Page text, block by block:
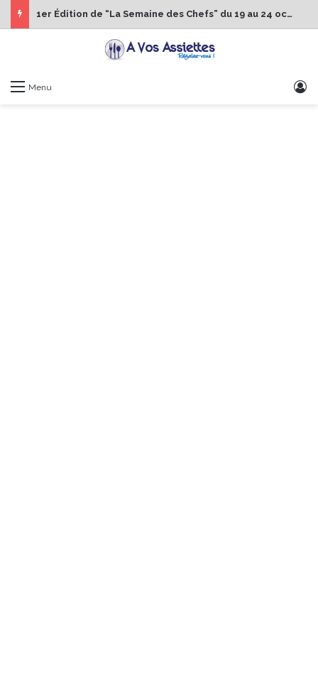
1er Édition de “La Semaine des Chefs” du 19 au 24 octobre 2026
Menu